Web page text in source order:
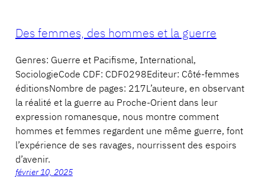
Des femmes, des hommes et la guerre
Genres: Guerre et Pacifisme, International,
SociologieCode CDF: CDF0298Editeur: Côté-femmes
éditionsNombre de pages: 217L’auteure, en observant
la réalité et la guerre au Proche-Orient dans leur
expression romanesque, nous montre comment
hommes et femmes regardent une même guerre, font
l’expérience de ses ravages, nourrissent des espoirs
d’avenir.
février 10, 2025